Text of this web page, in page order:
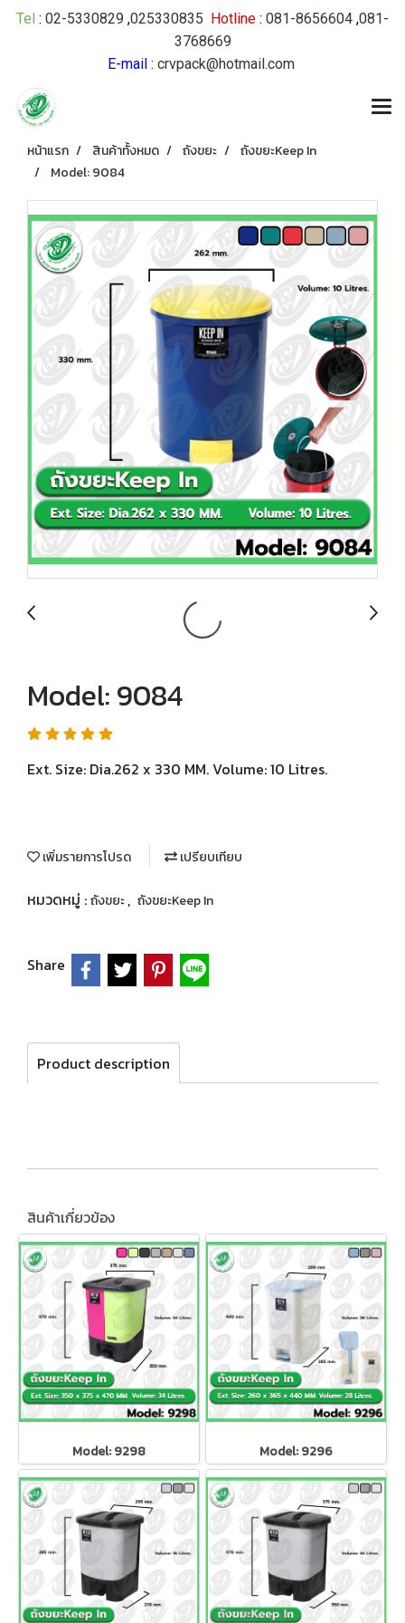
Tel : 02-5330829 ,025330835 Hotline : 081-8656604 ,081-
3768669
E-mail: crvpack@hotmail.com
หน้าแรก สินค้าทั้งหมด ถังขยะ
ถังขยะKeep In
Model: 9084
Model: 9084
Ext. Size: Dia.262 x 330 MM. Volume: 10 Litres.
เพิ่มรายการโปรด เปรียบเทียบ
หมวดหมู่ :ถังขยะ, ถังขยะKeep In
Share
Product description
สินค้าเกี่ยวข้อง
Model: 9298 Model: 9296